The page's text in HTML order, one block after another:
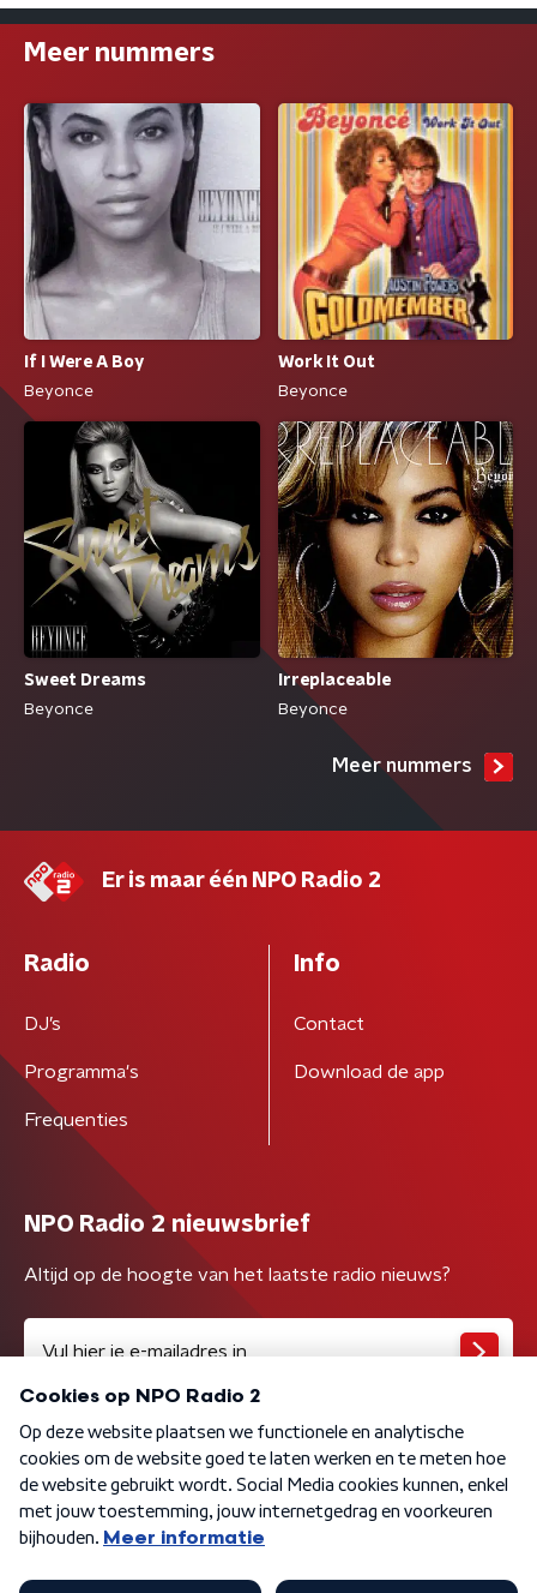
Meer nummers
If I Were A Boy
Beyonce
Work It Out
Beyonce
Sweet Dreams
Beyonce
Irreplaceable
Beyonce
Meer nummers
Er is maar één NPO Radio 2
Radio
DJ’s
Programma's
Frequenties
Info
Contact
Download de app
NPO Radio 2 nieuwsbrief
Altijd op de hoogte van het laatste radio nieuws?
Algemene voorwaarden